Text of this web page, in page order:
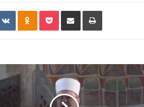
VKontakteOdnoklassniki
PocketPošalji putem e.mailaPrintaj